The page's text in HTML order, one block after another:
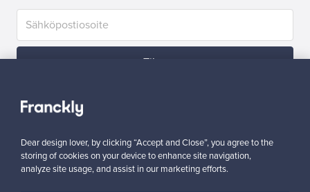
Tilaa
Aitoa designia Turvalliset maksut
Dear design lover, by clicking “Accept and Close”, you agree to the
storing of cookies on your device to enhance site navigation,
analyze site usage, and assist in our marketing efforts.